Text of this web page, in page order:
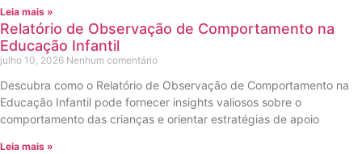
Leia mais »
Relatório de Observação de Comportamento na
Educação Infantil
julho 10, 2026 Nenhum comentário
Descubra como o Relatório de Observação de Comportamento na
Educação Infantil pode fornecer insights valiosos sobre o
comportamento das crianças e orientar estratégias de apoio
Leia mais »